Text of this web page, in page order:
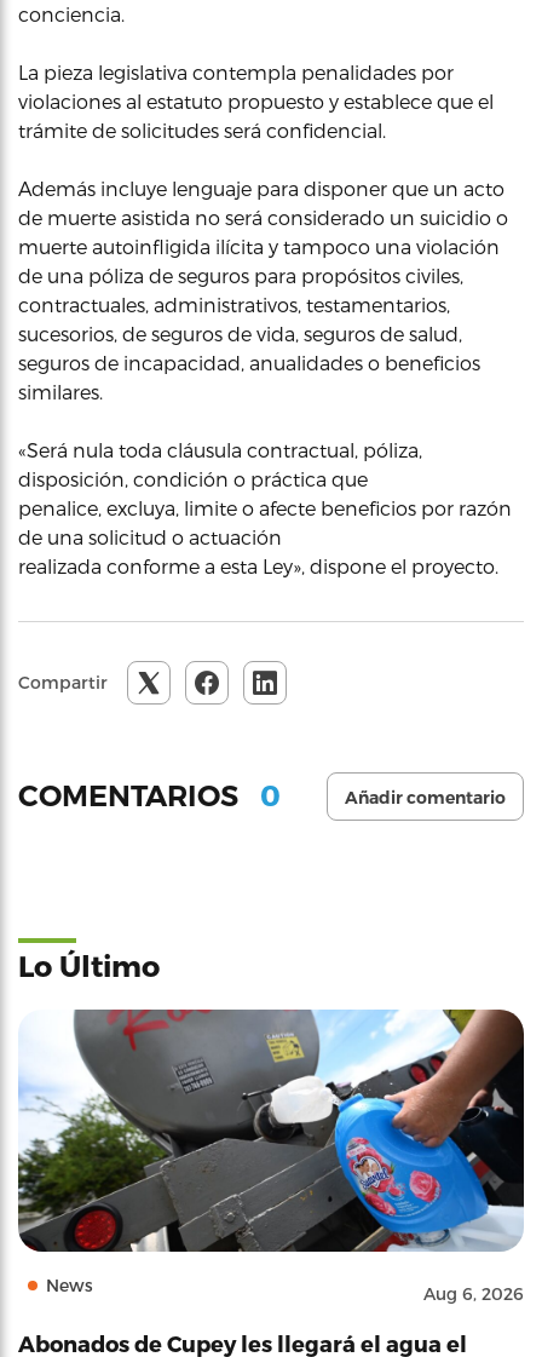
conciencia.
La pieza legislativa contempla penalidades por
violaciones al estatuto propuesto y establece que el
trámite de solicitudes será confidencial.
Además incluye lenguaje para disponer que un acto
de muerte asistida no será considerado un suicidio o
muerte autoinfligida ilícita y tampoco una violación
de una póliza de seguros para propósitos civiles,
contractuales, administrativos, testamentarios,
sucesorios, de seguros de vida, seguros de salud,
seguros de incapacidad, anualidades o beneficios
similares.
«Será nula toda cláusula contractual, póliza,
disposición, condición o práctica que
penalice, excluya, limite o afecte beneficios por razón
de una solicitud o actuación
realizada conforme a esta Ley», dispone el proyecto.
Compartir
COMENTARIOS 0 Añadir comentario
Lo Último
News Aug 6, 2026
Abonados de Cupey les llegará el agua el